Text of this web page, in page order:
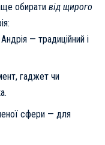
обирати від щирого
— традиційний і
гаджет чи
сфери — для